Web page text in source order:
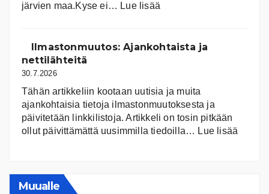
järvien maa.Kyse ei… Lue lisää
ja
Ilmastonmuutos: Ajankohtaista ja
nettilähteitä
30.7.2026
Tähän artikkeliin kootaan uutisia ja muita
ajankohtaisia tietoja ilmastonmuutoksesta ja
päivitetään linkkilistoja. Artikkeli on tosin pitkään
ollut päivittämättä uusimmilla tiedoilla… Lue lisää
Muualle